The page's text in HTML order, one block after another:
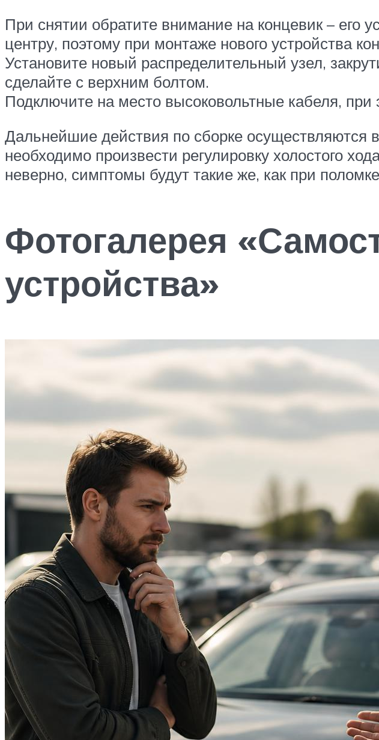
При снятии обратите внимание на концевик –
центру, поэтому при монтаже нового устройства
Установите новый распределительный узел,
сделайте с верхним болтом.
Подключите на место высоковольтные кабеля,
Дальнейшие действия по сборке осуществляются
необходимо произвести регулировку холостого
неверно, симптомы будут такие же, как при
Фотогалерея
устройства»